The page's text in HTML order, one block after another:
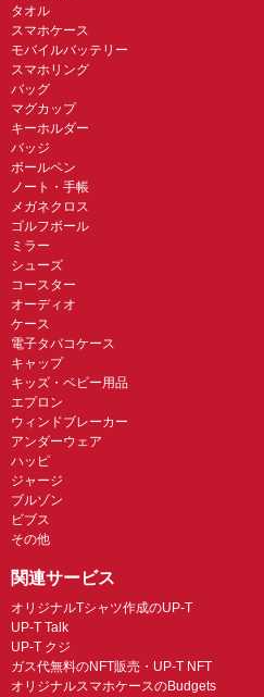
タオル
スマホケース
モバイルバッテリー
スマホリング
バッグ
マグカップ
キーホルダー
バッジ
ボールペン
ノート・手帳
メガネクロス
ゴルフボール
ミラー
シューズ
コースター
オーディオ
ケース
電子タバコケース
キャップ
キッズ・ベビー用品
エプロン
ウィンドブレーカー
アンダーウェア
ハッピ
ジャージ
ブルゾン
ビブス
その他
関連サービス
オリジナルTシャツ作成のUP-T
UP-T Talk
UP-T クジ
ガス代無料のNFT販売・UP-T NFT
オリジナルスマホケースのBudgets